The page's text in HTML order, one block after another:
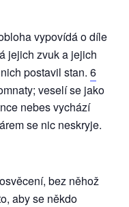
vypovídá o díle
jejich zvuk a jejich
postavil stan. 6
veselí se jako
nebes vychází
se nic neskryje.
bez něhož
aby se někdo